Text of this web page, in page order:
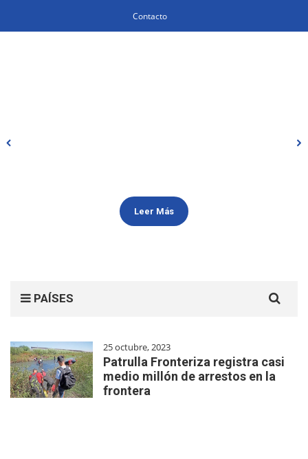
Contacto
Leer Más
PAÍSES
for:
25 octubre, 2023
Patrulla Fronteriza registra casi
medio millón de arrestos en la
frontera